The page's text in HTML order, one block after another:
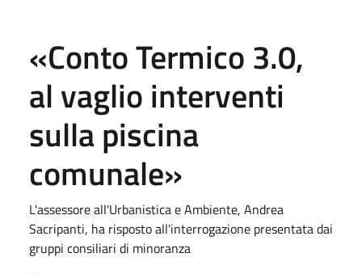
«Conto Termico 3.0,
al vaglio interventi
sulla piscina
comunale»
L'assessore all'Urbanistica e Ambiente, Andrea
Sacripanti, ha risposto all'interrogazione presentata dai
gruppi consiliari di minoranza